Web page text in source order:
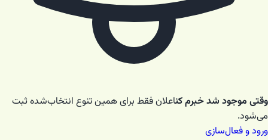
وقتی موجود شد خبرم کناعلان فقط برای همین تنوع انتخاب‌شده ثبت
می‌شود.
ورود و فعال‌سازی